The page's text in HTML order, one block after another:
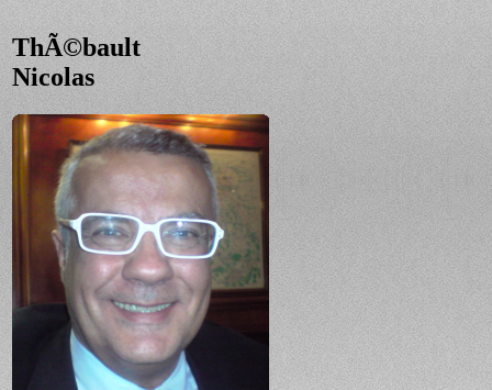
ThÃ©bault
Nicolas